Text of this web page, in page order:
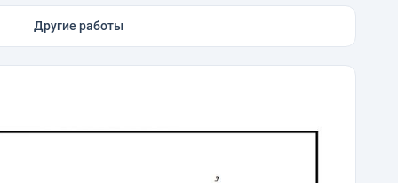
Другие работы